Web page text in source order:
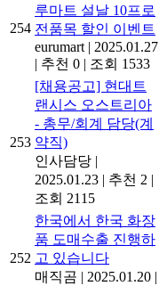
254
루마트 설날 10프로
전품목 할인 이벤트
eurumart | 2025.01.27
| 추천 0 | 조회 1533
253
[채용공고] 현대트
랜시스 오스트리아
- 총무/회계 담당(계
약직)
인사담당 |
2025.01.23 | 추천 2 |
조회 2115
252
한국에서 한국 화장
품 도매수출 진행하
고 있습니다
매직곰 | 2025.01.20 |